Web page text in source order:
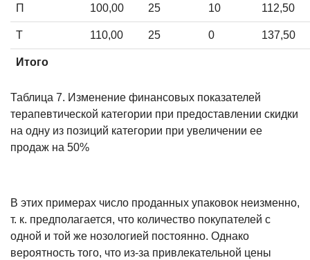
П 100,00 25 10 112,50
Т 110,00 25 0 137,50
Итого
Таблица 7. Изменение финансовых показателей
терапевтической категории при предоставлении скидки
на одну из позиций категории при увеличении ее
продаж на 50%
В этих примерах число проданных упаковок неизменно,
т. к. предполагает­ся, что количество покупателей с
одной и той же нозологией постоянно. Однако
вероятность того, что из-за привлека­тельной цены